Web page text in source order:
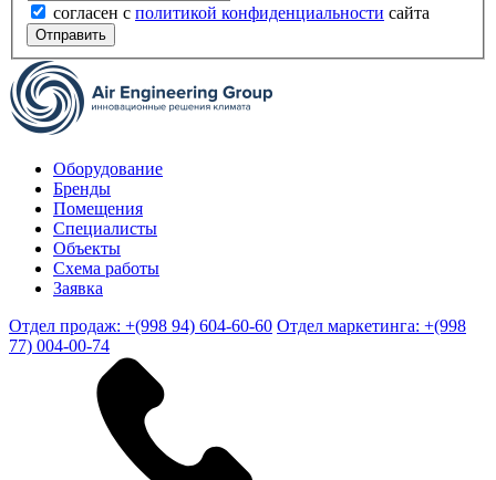
согласен с политикой конфиденциальности сайта
Отправить
Оборудование
Бренды
Помещения
Специалисты
Объекты
Схема работы
Заявка
Отдел продаж: +(998 94) 604-60-60 Отдел маркетинга: +(998
77) 004-00-74